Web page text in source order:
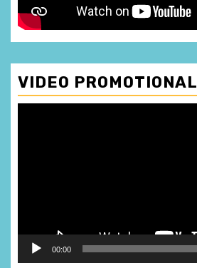
VIDEO PROMOTIONAL
00:00